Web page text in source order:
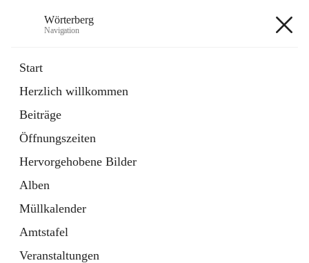
Wörterberg
Navigation
Start
Herzlich willkommen
Beiträge
Öffnungszeiten
Hervorgehobene Bilder
Alben
Müllkalender
Amtstafel
Veranstaltungen
5 Schnellzugriffe
Bürgerservice
9 Schnellzugriffe